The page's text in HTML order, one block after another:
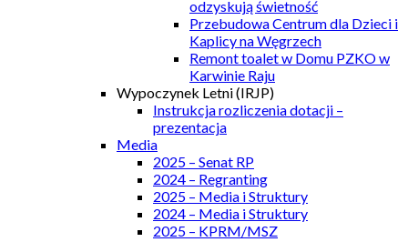
odzyskują świetność
Przebudowa Centrum dla Dzieci i
Kaplicy na Węgrzech
Remont toalet w Domu PZKO w
Karwinie Raju
Wypoczynek Letni (IRJP)
Instrukcja rozliczenia dotacji –
prezentacja
Media
2025 – Senat RP
2024 – Regranting
2025 – Media i Struktury
2024 – Media i Struktury
2025 – KPRM/MSZ